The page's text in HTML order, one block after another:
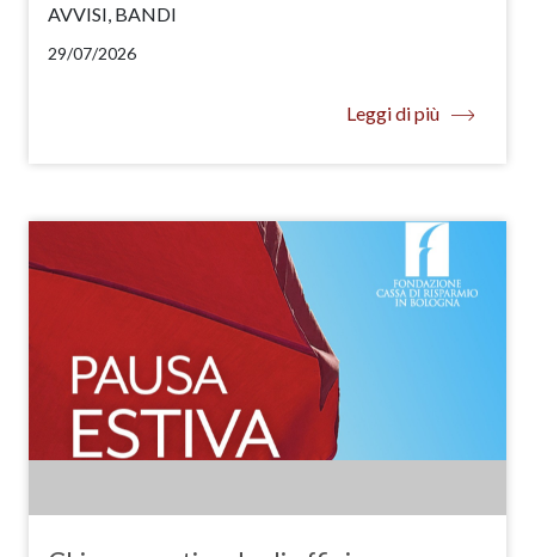
AVVISI, BANDI
29/07/2026
Leggi di più